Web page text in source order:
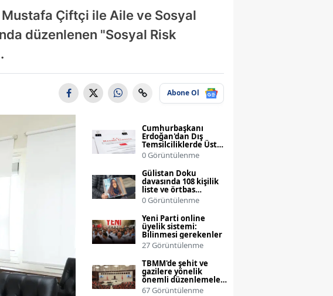
Çiftçi ile Aile ve Sosyal
düzenlenen "Sosyal Risk
Abone Ol
Cumhurbaşkanı
Erdoğan'dan Dış
Temsilciliklerde Üst
Düzey Atama
Değişiklikleri
0 Görüntülenme
Gülistan Doku
davasında 108 kişilik
liste ve örtbas
iddialarıyla
operasyonlar
genişliyor
0 Görüntülenme
Yeni Parti online
üyelik sistemi:
Bilinmesi gerekenler
27 Görüntülenme
TBMM'de şehit ve
gazilere yönelik
önemli düzenlemeler
görüşülüyor
67 Görüntülenme